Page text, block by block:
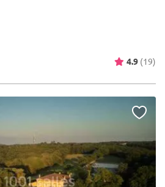
4.9 (19)